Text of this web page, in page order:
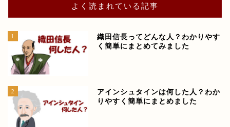
よく読まれている記事
1
織田信長ってどんな人？わかりやす
く簡単にまとめてみました
2
アインシュタインは何した人？わか
りやすく簡単にまとめました